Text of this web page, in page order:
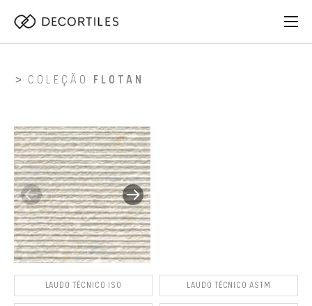
COLEÇÃO FLOTAN
LAUDO TÉCNICO ISO LAUDO TÉCNICO ASTM